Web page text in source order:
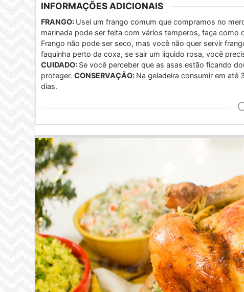
INFORMAÇÕES ADICIONAIS
FRANGO: Usei um frango comum que compramos no
marinada pode ser feita com vários temperos, faça como
Frango não pode ser seco, mas você não quer servir
faquinha perto da coxa, se sair um liquido rosa, você
CUIDADO: Se você perceber que as asas estão ficando
proteger. CONSERVAÇÃO: Na geladeira consumir em até
dias.